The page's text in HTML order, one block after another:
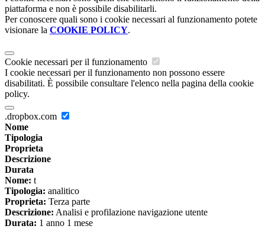
piattaforma e non è possibile disabilitarli.
Per conoscere quali sono i cookie necessari al funzionamento potete
visionare la COOKIE POLICY.
Cookie necessari per il funzionamento
I cookie necessari per il funzionamento non possono essere
disabilitati. È possibile consultare l'elenco nella pagina della cookie
policy.
.dropbox.com
Nome
Tipologia
Proprieta
Descrizione
Durata
Nome: t
Tipologia: analitico
Proprieta: Terza parte
Descrizione: Analisi e profilazione navigazione utente
Durata: 1 anno 1 mese